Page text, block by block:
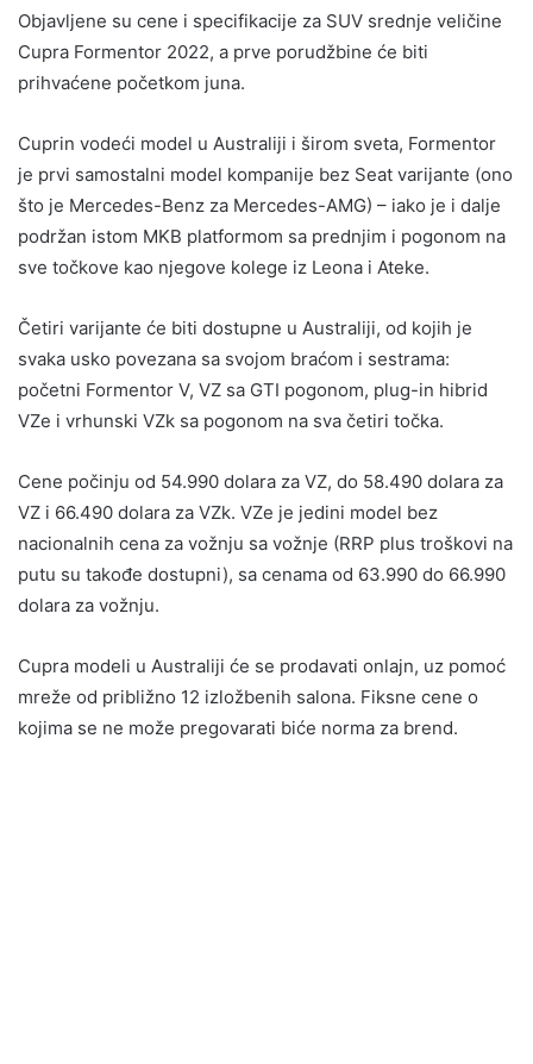
Objavljene su cene i specifikacije za SUV srednje veličine
Cupra Formentor 2022, a prve porudžbine će biti
prihvaćene početkom juna.
Cuprin vodeći model u Australiji i širom sveta, Formentor
je prvi samostalni model kompanije bez Seat varijante (ono
što je Mercedes-Benz za Mercedes-AMG) – iako je i dalje
podržan istom MKB platformom sa prednjim i pogonom na
sve točkove kao njegove kolege iz Leona i Ateke.
Četiri varijante će biti dostupne u Australiji, od kojih je
svaka usko povezana sa svojom braćom i sestrama:
početni Formentor V, VZ sa GTI pogonom, plug-in hibrid
VZe i vrhunski VZk sa pogonom na sva četiri točka.
Cene počinju od 54.990 dolara za VZ, do 58.490 dolara za
VZ i 66.490 dolara za VZk. VZe je jedini model bez
nacionalnih cena za vožnju sa vožnje (RRP plus troškovi na
putu su takođe dostupni), sa cenama od 63.990 do 66.990
dolara za vožnju.
Cupra modeli u Australiji će se prodavati onlajn, uz pomoć
mreže od približno 12 izložbenih salona. Fiksne cene o
kojima se ne može pregovarati biće norma za brend.